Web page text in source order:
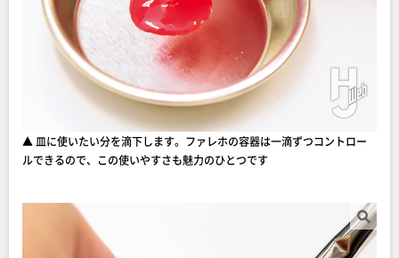
▲ 皿に使いたい分を滴下します。ファレホの容器は一滴ずつコントロー
ルできるので、この使いやすさも魅力のひとつです